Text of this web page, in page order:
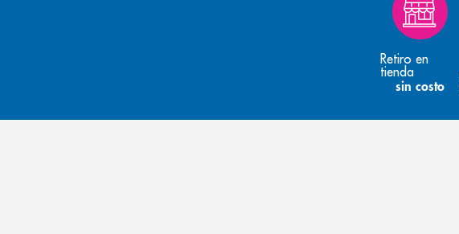
Retiro en
tienda
sin costo